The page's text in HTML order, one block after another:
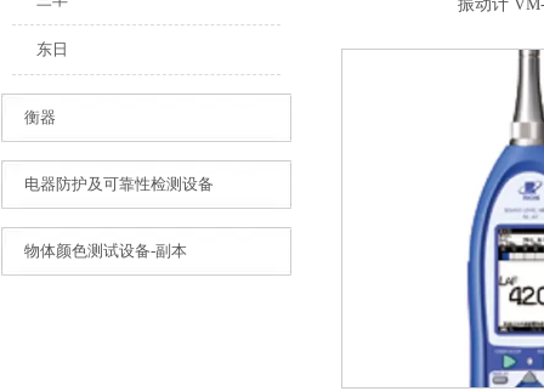
东日
衡器
电器防护及可靠性检测设备
物体颜色测试设备-副本
振动计